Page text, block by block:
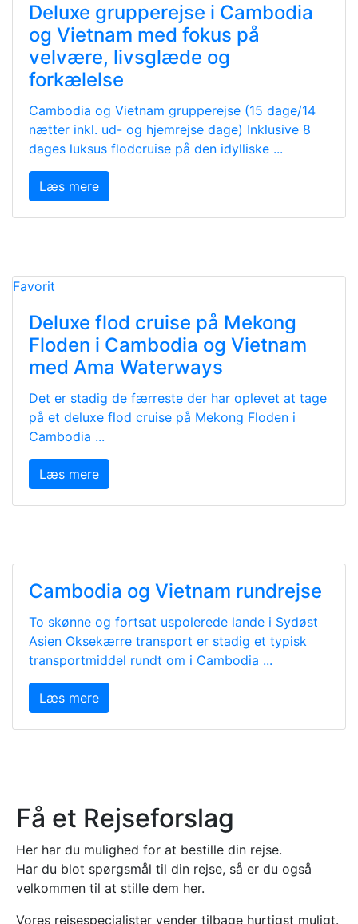
Deluxe grupperejse i Cambodia
og Vietnam med fokus på
velvære, livsglæde og
forkælelse
Cambodia og Vietnam grupperejse (15 dage/14
nætter inkl. ud- og hjemrejse dage) Inklusive 8
dages luksus flodcruise på den idylliske ...
Læs mere
Favorit
Deluxe flod cruise på Mekong
Floden i Cambodia og Vietnam
med Ama Waterways
Det er stadig de færreste der har oplevet at tage
på et deluxe flod cruise på Mekong Floden i
Cambodia ...
Læs mere
Cambodia og Vietnam rundrejse
To skønne og fortsat uspolerede lande i Sydøst
Asien Oksekærre transport er stadig et typisk
transportmiddel rundt om i Cambodia ...
Læs mere
Få et Rejseforslag
Her har du mulighed for at bestille din rejse.
Har du blot spørgsmål til din rejse, så er du også
velkommen til at stille dem her.
Vores rejsespecialister vender tilbage hurtigst muligt.